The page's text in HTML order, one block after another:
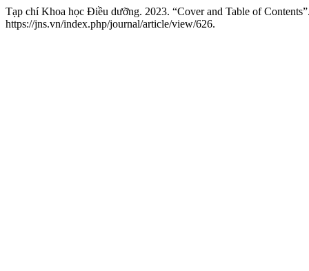
Tạp chí Khoa học Điều dưỡng. 2023. “Cover and Table of
https://jns.vn/index.php/journal/article/view/626.